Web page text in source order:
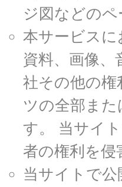
ジ図などの
本サービス
資料、画像
社その他の
ツの全部ま
す。 当サイ
者の権利を
当サイトで